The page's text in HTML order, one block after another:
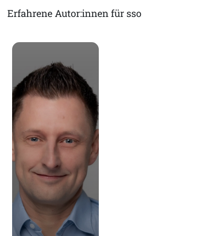
Erfahrene Autor:innen für sso